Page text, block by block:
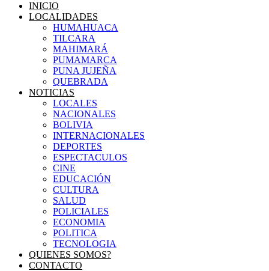
INICIO
LOCALIDADES
HUMAHUACA
TILCARA
MAHIMARÁ
PUMAMARCA
PUNA JUJEÑA
QUEBRADA
NOTICIAS
LOCALES
NACIONALES
BOLIVIA
INTERNACIONALES
DEPORTES
ESPECTACULOS
CINE
EDUCACIÓN
CULTURA
SALUD
POLICIALES
ECONOMIA
POLITICA
TECNOLOGIA
QUIENES SOMOS?
CONTACTO